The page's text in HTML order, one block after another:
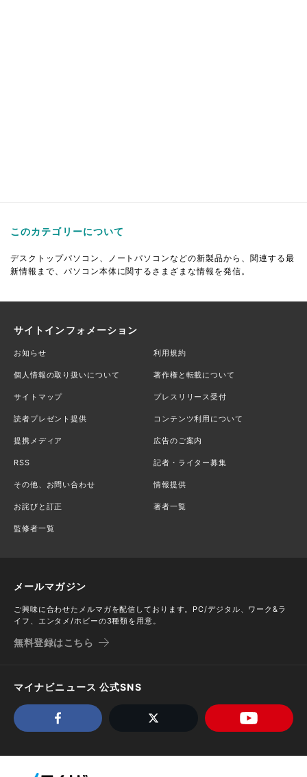
このカテゴリーについて
デスクトップパソコン、ノートパソコンなどの新製品から、関連する最
新情報まで、パソコン本体に関するさまざまな情報を発信。
サイトインフォメーション
お知らせ 利用規約
個人情報の取り扱いについて 著作権と転載について
サイトマップ プレスリリース受付
読者プレゼント提供 コンテンツ利用について
提携メディア 広告のご案内
RSS 記者・ライター募集
その他、お問い合わせ 情報提供
お詫びと訂正 著者一覧
監修者一覧
メールマガジン
ご興味に合わせたメルマガを配信しております。PC/デジタル、ワーク&ラ
イフ、エンタメ/ホビーの3種類を用意。
無料登録はこちら
マイナビニュース 公式SNS